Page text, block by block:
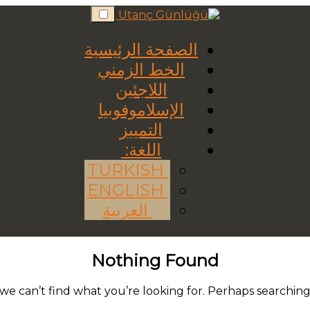
Skip
to
الصفحة الرئيسية
الخط الزمني
اللاجئين
الإسلاموفوبيا
التمييز
اللغة:
العربية
Nothing Found
can’t find what you’re looking for. Perhaps